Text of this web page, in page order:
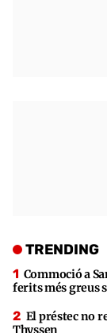
TRENDING
Commoció a
ferits més greus
El préstec no
Thyssen